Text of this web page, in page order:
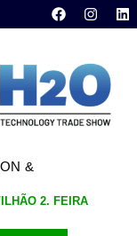
&
2. FEIRA